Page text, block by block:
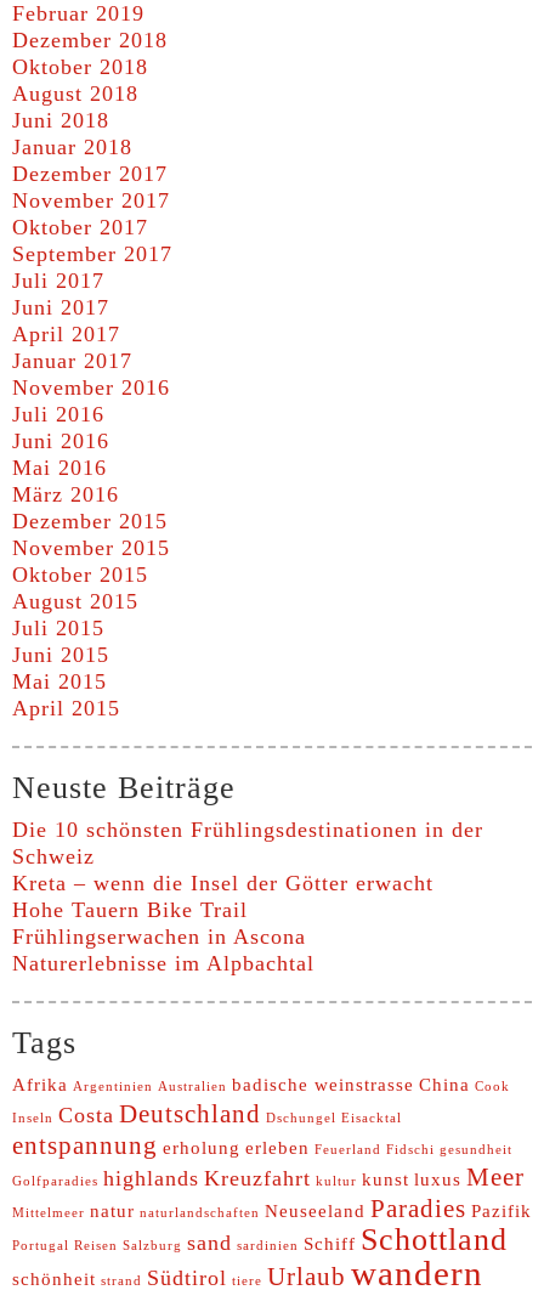
Februar 2019
Dezember 2018
Oktober 2018
August 2018
Juni 2018
Januar 2018
Dezember 2017
November 2017
Oktober 2017
September 2017
Juli 2017
Juni 2017
April 2017
Januar 2017
November 2016
Juli 2016
Juni 2016
Mai 2016
März 2016
Dezember 2015
November 2015
Oktober 2015
August 2015
Juli 2015
Juni 2015
Mai 2015
April 2015
Neuste Beiträge
Die 10 schönsten Frühlingsdestinationen in der
Schweiz
Kreta – wenn die Insel der Götter erwacht
Hohe Tauern Bike Trail
Frühlingserwachen in Ascona
Naturerlebnisse im Alpbachtal
Tags
Afrika Argentinien Australien badische weinstrasse China Cook
Inseln Costa Deutschland Dschungel Eisacktal
entspannung erholung erleben Feuerland Fidschi gesundheit
Golfparadies highlands Kreuzfahrt kultur kunst luxus Meer
Mittelmeer natur naturlandschaften Neuseeland Paradies Pazifik
Portugal Reisen Salzburg sand sardinien Schiff Schottland
schönheit strand Südtirol tiere Urlaub wandern